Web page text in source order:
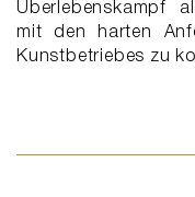
Überlebenskampf
mit den harten
Kunstbetriebes zu